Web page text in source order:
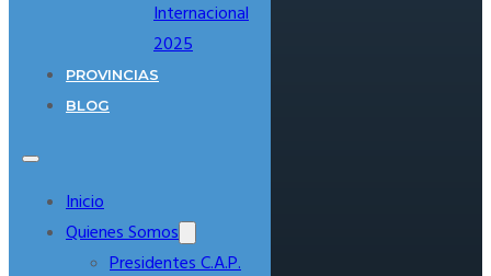
Internacional
2025
PROVINCIAS
BLOG
Inicio
Quienes Somos
Presidentes C.A.P.